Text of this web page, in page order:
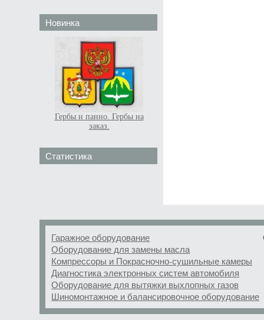
Новинка
Гербы и панно. Гербы на
заказ.
Статистика
Гаражное оборудование
Оборудование для замены масла
Компрессоры и Покрасночно-сушильные камеры
Диагностика электронных систем автомобиля
Оборудование для вытяжки выхлопных газов
Шиномонтажное и балансировочное оборудование